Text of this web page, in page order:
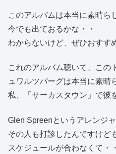
このアルバムは本当に素晴ら
今でも出ておるかな・・
わからないけど、ぜひおすす
これのアルバム聴いて、この
ュワルツバーグは本当に素晴
私、「サーカスタウン」で彼
Glen Spreenというアレンジ
その人も打診したんですけど
スケジュールが合わなくて・